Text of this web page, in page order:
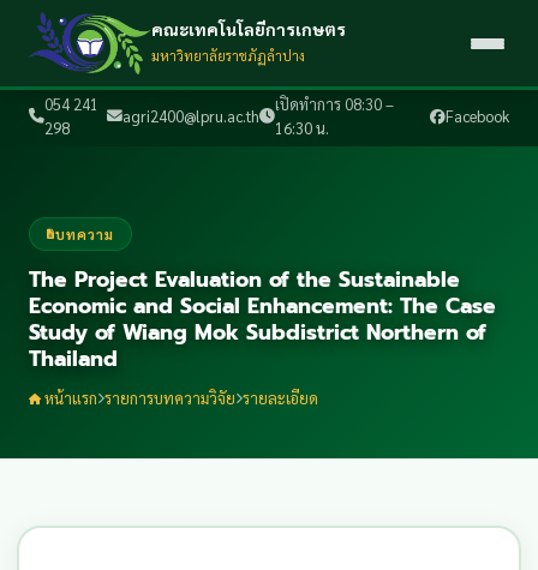
054 241
298
agri2400@lpru.ac.th
เปิดทำการ 08:30 –
16:30 น.
Facebook
คณะเทคโนโลยีการเกษตร
มหาวิทยาลัยราชภัฏลำปาง
บทความ
The Project Evaluation of the Sustainable
Economic and Social Enhancement: The Case
Study of Wiang Mok Subdistrict Northern of
Thailand
หน้าแรก รายการบทความวิจัย รายละเอียด